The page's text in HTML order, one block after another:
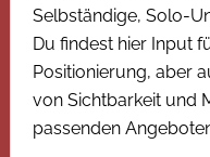
Selbständige, Solo-
Du findest hier Input
Positionierung, aber
von Sichtbarkeit und
passenden